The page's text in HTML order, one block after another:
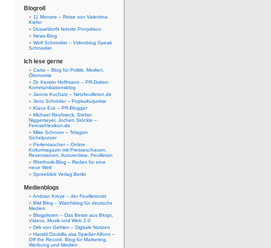
Blogroll
11 Monate – Reise von Valentina
Kiefer
Düsseldorfs feinste Ponydisco
News-Blog
Wolf Schneider – Videoblog Speak
Schneider
Ich lese gerne
Carta – Blog für Politik, Medien,
Ökonomie
Dr. Kerstin Hoffmann – PR-Doktor.
Kommunikationsblog
Jannis Kucharz – Netzfeuilleton.de
Jens Schröder – Popkulturjunkie
Klaus Eck – PR-Blogger
Michael Reufsteck, Stefan
Niggemeyer, Jochen Stöckle –
Fernsehlexikon.de
Mike Schnoor – Telagon
Sichelputzer
Perlentaucher – Online
Kulturmagazin mit Presseschauen,
Rezensionen, Autorenliste, Feuilleton
Rhethorik-Blog – Reden für eine
neue Welt
Spreeblick Verlag Berlin
Medienblogs
Andrian Kreye – der Feuilletonist
Bild Blog – Watchblog für deutsche
Medien
Blogpiloten – Das Beste aus Blogs,
Videos, Musik und Web 2.0
Dirk von Gehlen – Digitale Notizen
Harald Dzubilla aka Spießer Alfons –
Off the Record, Blog für Marketing,
Werbung und Medien